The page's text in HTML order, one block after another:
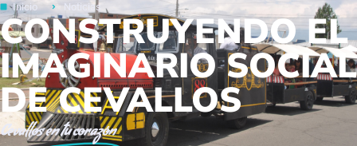
Inicio Noticias
CONSTRUYENDO EL
IMAGINARIO SOCIAL
DE CEVALLOS
Cevallosen tu corazón